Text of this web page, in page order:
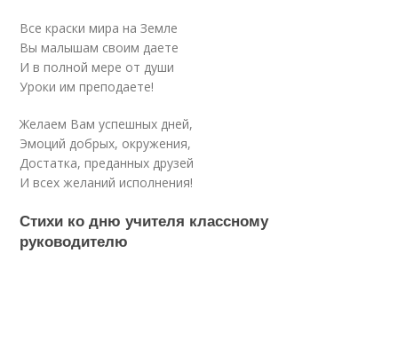
Все краски мира на Земле
Вы малышам своим даете
И в полной мере от души
Уроки им преподаете!
Желаем Вам успешных дней,
Эмоций добрых, окружения,
Достатка, преданных друзей
И всех желаний исполнения!
Стихи ко дню учителя классному
руководителю